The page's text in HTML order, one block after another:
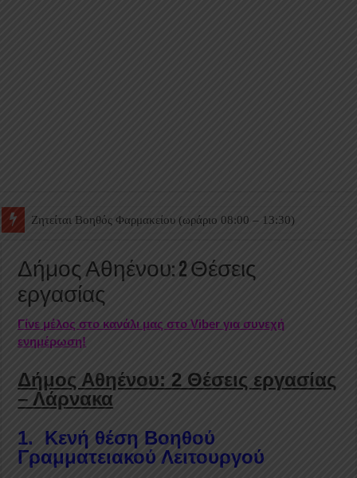
Ζητείται Βοηθός Θαλάμου
Δήμος Αθηένου: 2 Θέσεις
εργασίας
Γίνε μέλος στο κανάλι μας στο Viber για συνεχή
ενημέρωση!
Δήμος Αθηένου: 2 Θέσεις εργασίας
– Λάρνακα
1. Κενή θέση Βοηθού
Γραμματειακού Λειτουργού